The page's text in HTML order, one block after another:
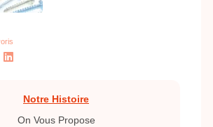
Notre Histoire
On Vous Propose